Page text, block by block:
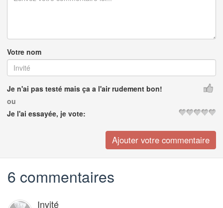
Votre nom
Je n'ai pas testé mais ça a l'air rudement bon!
ou
Je l'ai essayée, je vote:
6 commentaires
Invité